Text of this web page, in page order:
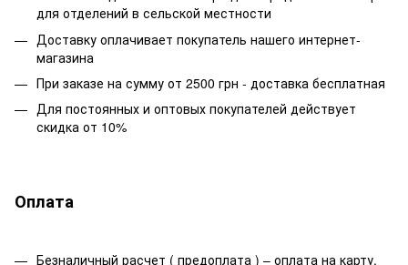
для отделений в сельской местности
Доставку оплачивает покупатель нашего интернет-
магазина
При заказе на сумму от 2500 грн - доставка бесплатная
Для постоянных и оптовых покупателей действует
скидка от 10%
Оплата
Безналичный расчет ( предоплата ) – оплата на карту,